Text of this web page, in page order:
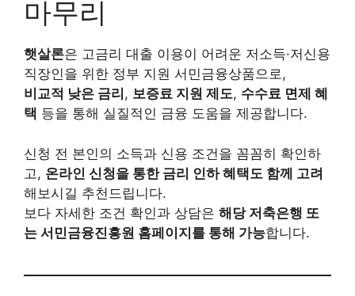
마무리
햇살론은 고금리 대출 이용이 어려운 저소득·저신용
직장인을 위한 정부 지원 서민금융상품으로,
비교적 낮은 금리 , 보증료 지원 제도, 수수료 면제 혜
택 등을 통해 실질적인 금융 도움을 제공합니다.
신청 전 본인의 소득과 신용 조건을 꼼꼼히 확인하
고, 온라인 신청을 통한 금리 인하 혜택도 함께 고려
해보시길 추천드립니다.
보다 자세한 조건 확인과 상담은 해당 저축은행 또
는 서민금융진흥원 홈페이지를 통해 가능합니다.